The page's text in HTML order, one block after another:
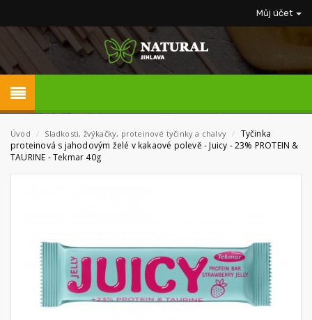
Můj účet
Úvod / Sladkosti, žvýkačky, proteinové tyčinky a chalvy / Tyčinka
proteinová s jahodovým želé v kakaové polevě - Juicy - 23% PROTEIN &
TAURINE - Tekmar 40g